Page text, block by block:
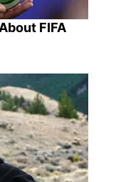
FIFA